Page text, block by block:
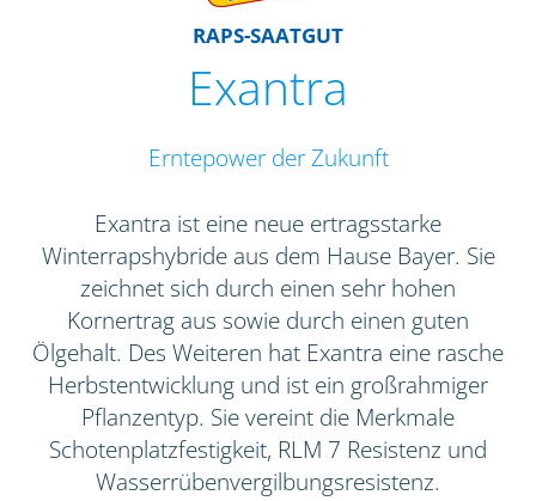
RAPS-SAATGUT
Exantra
Erntepower der Zukunft
Exantra ist eine neue ertragsstarke
Winterrapshybride aus dem Hause Bayer. Sie
zeichnet sich durch einen sehr hohen
Kornertrag aus sowie durch einen guten
Ölgehalt. Des Weiteren hat Exantra eine rasche
Herbstentwicklung und ist ein großrahmiger
Pflanzentyp. Sie vereint die Merkmale
Schotenplatzfestigkeit, RLM 7 Resistenz und
Wasserrübenvergilbungsresistenz.